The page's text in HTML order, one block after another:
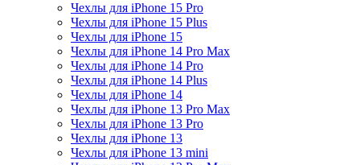
Чехлы для iPhone 15 Pro
Чехлы для iPhone 15 Plus
Чехлы для iPhone 15
Чехлы для iPhone 14 Pro Max
Чехлы для iPhone 14 Pro
Чехлы для iPhone 14 Plus
Чехлы для iPhone 14
Чехлы для iPhone 13 Pro Max
Чехлы для iPhone 13 Pro
Чехлы для iPhone 13
Чехлы для iPhone 13 mini